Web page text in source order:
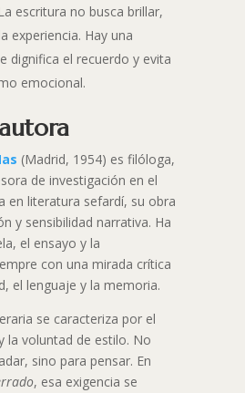
escritura no busca brillar,
experiencia. Hay una
dignifica el recuerdo y evita
emocional.
(Madrid, 1954) es filóloga,
de investigación en el
en literatura sefardí, su obra
y sensibilidad narrativa. Ha
el ensayo y la
con una mirada crítica
el lenguaje y la memoria.
se caracteriza por el
la voluntad de estilo. No
sino para pensar. En
, esa exigencia se